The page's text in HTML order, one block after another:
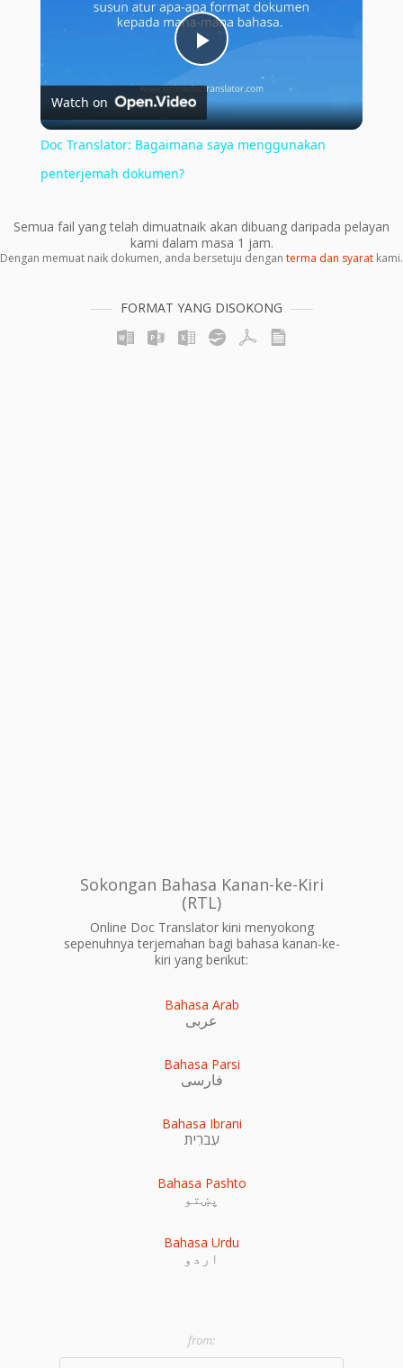
Play
Video
Watch on
Doc Translator: Bagaimana saya menggunakan
penterjemah dokumen?
Semua fail yang telah dimuatnaik akan dibuang daripada pelayan
kami dalam masa 1 jam.
Dengan memuat naik dokumen, anda bersetuju dengan terma dan syarat kami.
FORMAT YANG DISOKONG
Sokongan Bahasa Kanan-ke-Kiri
(RTL)
Online Doc Translator kini menyokong
sepenuhnya terjemahan bagi bahasa kanan-ke-
kiri yang berikut:
Bahasa Arab
عربى
Bahasa Parsi
فارسی
Bahasa Ibrani
עִברִית
Bahasa Pashto
پښتو
Bahasa Urdu
اردو